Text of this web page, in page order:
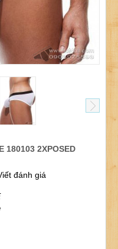
180103 2XPOSED
đánh giá